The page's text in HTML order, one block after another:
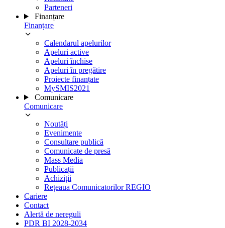
Parteneri
Finanțare
Finanțare
Calendarul apelurilor
Apeluri active
Apeluri închise
Apeluri în pregătire
Proiecte finanțate
MySMIS2021
Comunicare
Comunicare
Noutăți
Evenimente
Consultare publică
Comunicate de presă
Mass Media
Publicații
Achiziții
Rețeaua Comunicatorilor REGIO
Cariere
Contact
Alertă de nereguli
PDR BI 2028-2034